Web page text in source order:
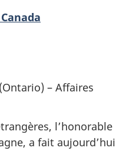
– Affaires
l’honorable
a fait aujourd’hui